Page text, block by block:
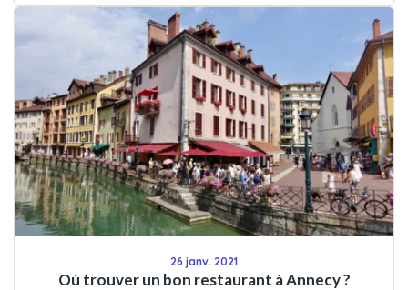
26 janv. 2021
Où trouver un bon restaurant à Annecy ?